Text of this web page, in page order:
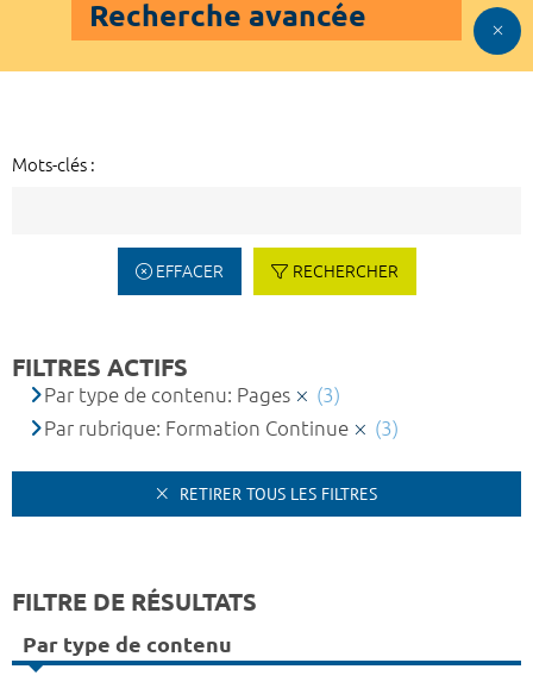
Recherche avancée
Mots-clés :
EFFACER RECHERCHER
FILTRES ACTIFS
Par type de contenu: Pages
(3)
Par rubrique: Formation Continue
(3)
RETIRER TOUS LES FILTRES
FILTRE DE RÉSULTATS
Par type de contenu